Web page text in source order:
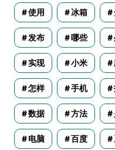
使用 冰箱
发布 哪些
实现 小米
怎样 手机
数据 方法
电脑 百度